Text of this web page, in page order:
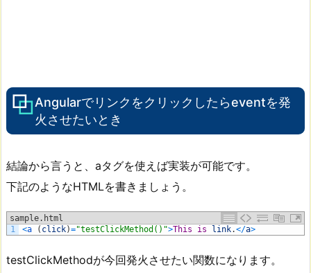
Angularでリンクをクリックしたらeventを発
火させたいとき
結論から言うと、aタグを使えば実装が可能です。
下記のようなHTMLを書きましょう。
sample.html
1
<a ( click)="testClickMethod()">This is link.</a>
testClickMethodが今回発火させたい関数になります。